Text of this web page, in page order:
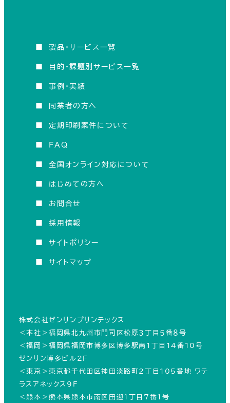
■製品・サービス一覧
■ 目的・課題別サービス一覧
■事例・実績
■ 同業者の方へ
■ 定期印刷案件について
■ FAQ
■全国オンライン対応について
■ はじめての方へ
■ お問合せ
■採用情報
■サイトポリシー
■サイトマップ
株式会社ゼンリンプリンテックス
＜本社＞福岡県北九州市門司区松原３丁目５番８号
＜福岡＞福岡県福岡市博多区博多駅南1丁目14番10号
ゼンリン博多ビル２Ｆ
＜東京＞東京都千代田区神田淡路町2丁目105番地 ワテ
ラスアネックス9F
＜熊本＞熊本県熊本市南区田迎１丁目７番１号